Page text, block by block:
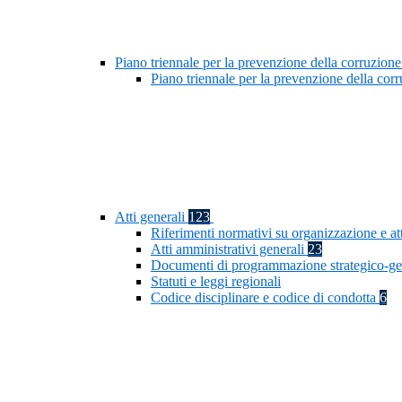
Piano triennale per la prevenzione della
Piano triennale per la prevenzione della
Atti generali 123
Riferimenti normativi su organizzazione e
Atti amministrativi generali 23
Documenti di programmazione strategico-
Statuti e leggi regionali
Codice disciplinare e codice di condotta 6